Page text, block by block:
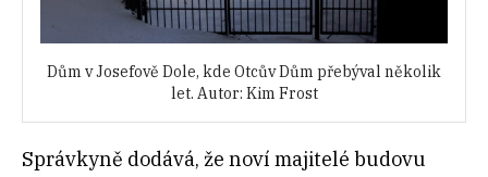
Dům v Josefově Dole, kde Otcův Dům přebýval několik
let. Autor: Kim Frost
Správkyně dodává, že noví majitelé budovu